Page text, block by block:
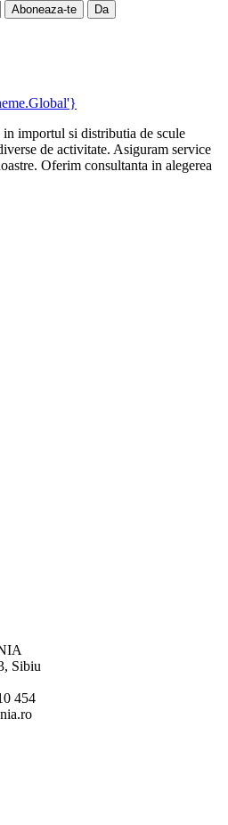
importul si distributia de scule
de activitate. Asiguram service
Oferim consultanta in alegerea
Sibiu
454